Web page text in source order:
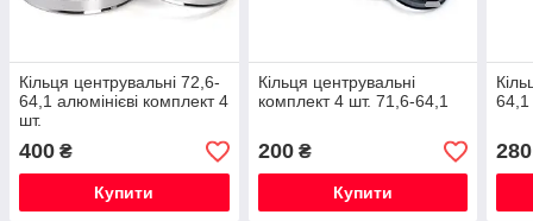
Кільця центрувальні 72,6-
64,1 алюмінієві комплект 4
шт.
400 ₴
Купити
Кільця центрувальні
комплект 4 шт. 71,6-64,1
200₴
Купити
64,1
280